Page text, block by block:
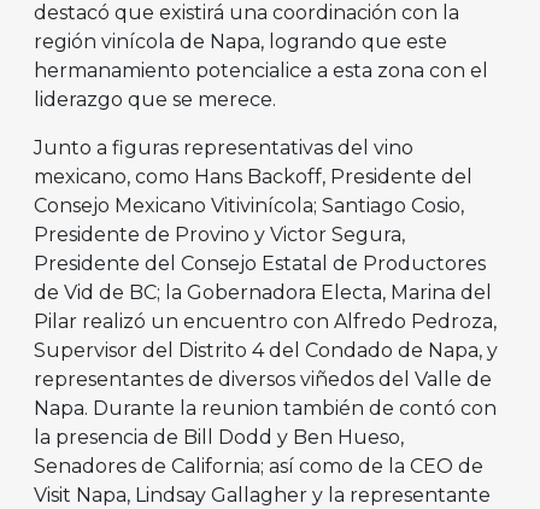
destacó que existirá una coordinación con la
región vinícola de Napa, logrando que este
hermanamiento potencialice a esta zona con el
liderazgo que se merece.
Junto a figuras representativas del vino
mexicano, como Hans Backoff, Presidente del
Consejo Mexicano Vitivinícola; Santiago Cosio,
Presidente de Provino y Victor Segura,
Presidente del Consejo Estatal de Productores
de Vid de BC; la Gobernadora Electa, Marina del
Pilar realizó un encuentro con Alfredo Pedroza,
Supervisor del Distrito 4 del Condado de Napa, y
representantes de diversos viñedos del Valle de
Napa. Durante la reunion también de contó con
la presencia de Bill Dodd y Ben Hueso,
Senadores de California; así como de la CEO de
Visit Napa, Lindsay Gallagher y la representante